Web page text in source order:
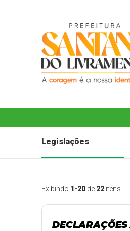
Legislações
Exibindo 1-20 de 22 itens.